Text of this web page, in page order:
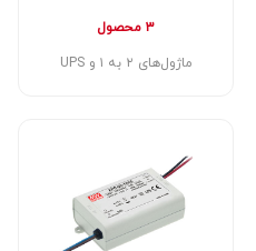
۳ محصول
ماژول‌های ۲ به ۱ و UPS